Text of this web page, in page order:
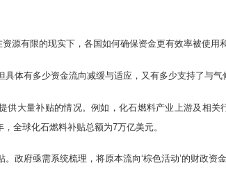
源有限的现实下，各国如何确保资金更有效率被使用
体有多少资金流向减缓与适应，又有多少支持了与
供大量补贴的情况。例如，化石燃料产业上游及相
全球化石燃料补贴总额为7万亿美元。
政府亟需系统梳理，将原本流向‘棕色活动’的财政资